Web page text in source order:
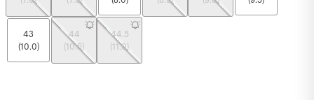
43
(10.0)
44
(10.5)
44.5
(11.0)